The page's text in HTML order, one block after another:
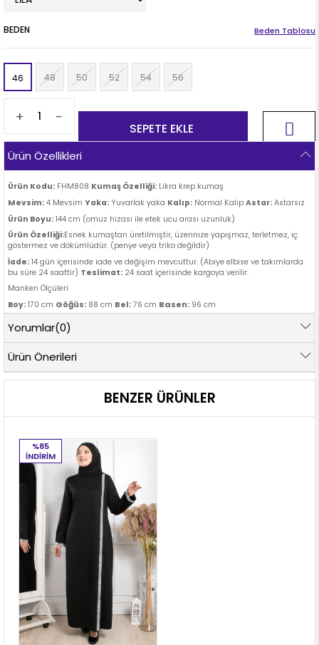
BEDEN
46 48 50 52 54 56
Beden Tablosu
+ -
Ürün Özellikleri
Ürün Kodu: FHM808 Kumaş Özelliği: Likra krep kumaş
Mevsim: 4 Mevsim Yaka: Yuvarlak yaka Kalıp: Normal Kalıp Astar: Astarsız
Ürün Boyu: 144 cm (omuz hizası ile etek ucu arası uzunluk)
Ürün Özelliği:Esnek kumaştan üretilmiştir, üzerinize yapışmaz, terletmez, iç
göstermez ve dökümlüdür. (penye veya triko değildir)
İade: 14 gün içerisinde iade ve değişim mevcuttur. (Abiye elbise ve takımlarda
bu süre 24 saattir) Teslimat: 24 saat içerisinde kargoya verilir.
Manken Ölçüleri
Boy: 170 cm Göğüs: 88 cm Bel: 76 cm Basen: 96 cm
Yorumlar(0)
Ürün Önerileri
BENZER ÜRÜNLER
%85
İNDIRIM